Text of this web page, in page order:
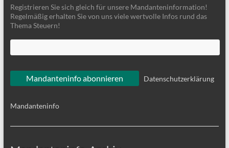
Registrieren Sie sich gleich für unsere Mandanteninformation!
Regelmäßig erhalten Sie von uns viele wertvolle Infos rund das
Thema Steuern!
Datenschutzerklärung
Mandanteninfo